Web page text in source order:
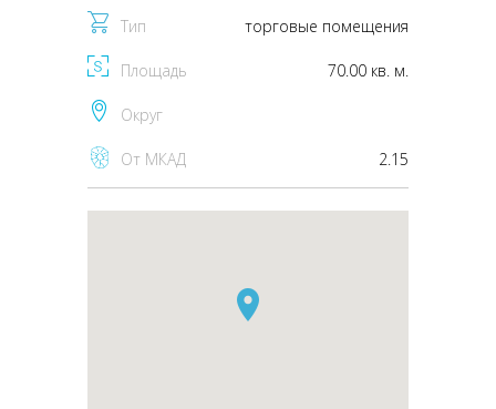
Тип торговые помещения
Площадь 70.00 кв. м.
Округ
От МКАД 2.15